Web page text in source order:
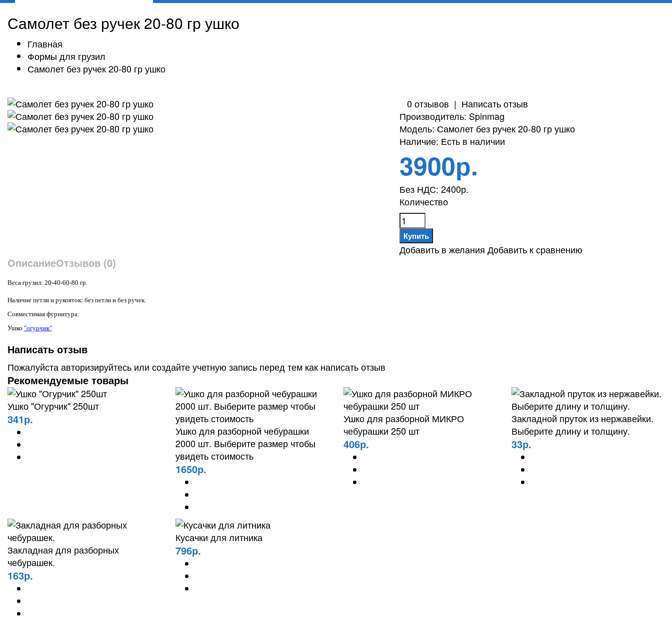
Самолет без ручек 20-80 гр ушко
Главная
Формы для грузил
Самолет без ручек 20-80 гр ушко
0 отзывов | Написать отзыв
Производитель: Spinmag
Модель: Самолет без ручек 20-80 гр ушко
Наличие: Есть в наличии
3900р.
Без НДС: 2400р.
Количество
Добавить в желания Добавить к сравнению
ОписаниеОтзывов (0)
Веса грузил: 20-40-60-80 гр.
Наличие петли и рукояток: без петли и без ручек.
Совместимая фурнитура:
Ушко "огурчик"
Написать отзыв
Пожалуйстаавторизируйтесь или создайте учетную запись перед тем как написать отзыв
Рекомендуемые товары
Ушко "Огурчик" 250шт
341р.
Ушко для разборной чебурашки
2000 шт. Выберите размер чтобы
увидеть стоимость
1650р.
Ушко для разборной МИКРО
чебурашки 250 шт
406р.
Закладной пруток из нержавейки.
Выберите длину и толщину.
33р.
Закладная для разборных
чебурашек.
163р.
Кусачки для литника
796р.